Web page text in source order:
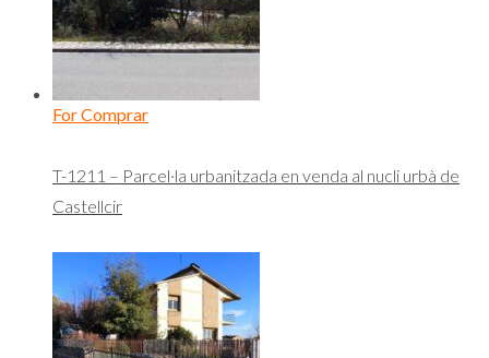
For Comprar
T-1211 – Parcel·la urbanitzada en venda al nucli urbà de
Castellcir